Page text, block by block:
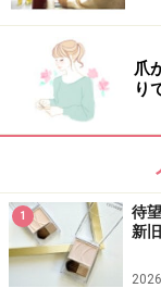
5.ビーグレン
確かな効果が感じ
美容業界でも愛
メ。最先端のテ
せて処方設計さ
爪
り
1
待
新